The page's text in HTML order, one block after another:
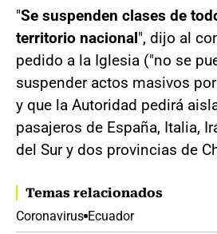
"Se suspenden clases de
territorio nacional", dijo al
pedido a la Iglesia ("no se
suspender actos masivos
y que la Autoridad pedirá
pasajeros de España, Italia,
del Sur y dos provincias de
Temas relacionados
Coronavirus Ecuador